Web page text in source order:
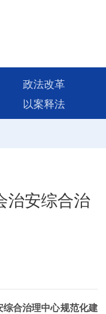
政法改革
以案释法
治安综合治
合治理中心规范化建